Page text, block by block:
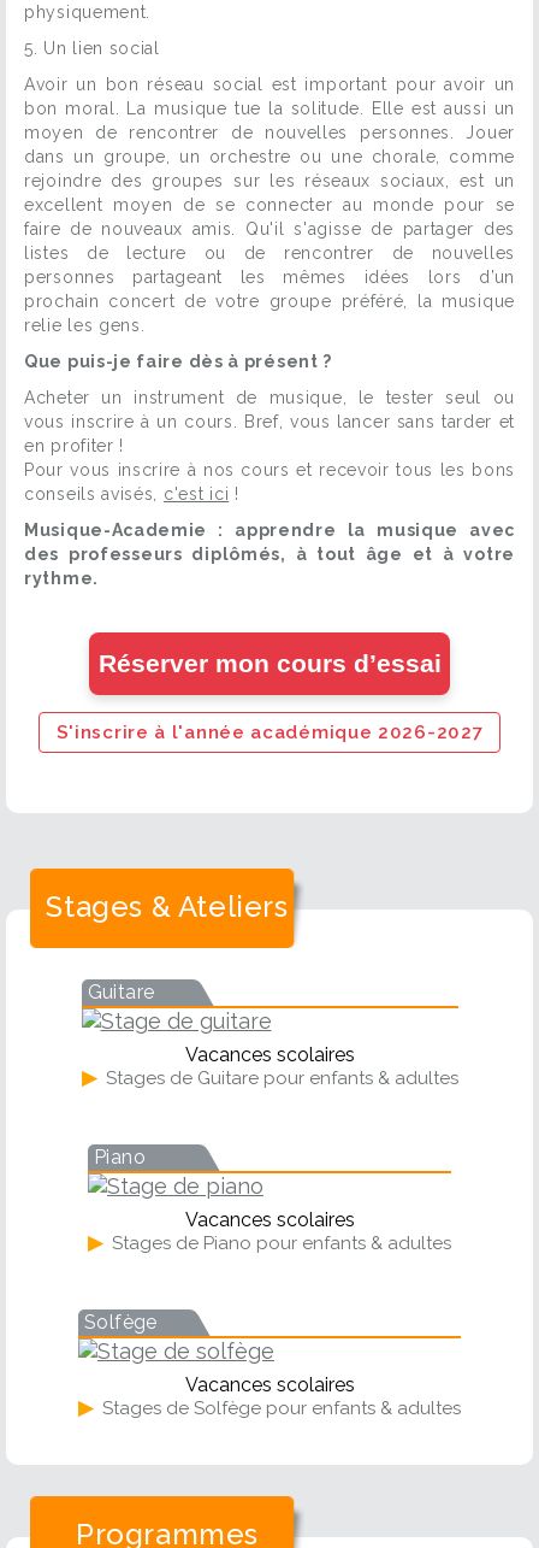
physiquement.
5. Un lien social
Avoir un bon réseau social est important pour avoir un
bon moral. La musique tue la solitude. Elle est aussi un
moyen de rencontrer de nouvelles personnes. Jouer
dans un groupe, un orchestre ou une chorale, comme
rejoindre des groupes sur les réseaux sociaux, est un
excellent moyen de se connecter au monde pour se
faire de nouveaux amis. Qu'il s'agisse de partager des
listes de lecture ou de rencontrer de nouvelles
personnes partageant les mêmes idées lors d’un
prochain concert de votre groupe préféré, la musique
relie les gens.
Que puis-je faire dès à présent ?
Acheter un instrument de musique, le tester seul ou
vous inscrire à un cours. Bref, vous lancer sans tarder et
en profiter !
Pour vous inscrire à nos cours et recevoir tous les bons
conseils avisés, c'est ici !
Musique-Academie : apprendre la musique avec
des professeurs diplômés, à tout âge et à votre
rythme.
Réserver mon cours d’essai
S'inscrire à l'année académique 2026-2027
Stages & Ateliers
Guitare
Vacances scolaires
▶ Stages de Guitare pour enfants & adultes
Piano
Vacances scolaires
▶ Stages de Piano pour enfants & adultes
Solfège
Vacances scolaires
▶ Stages de Solfège pour enfants & adultes
Programmes